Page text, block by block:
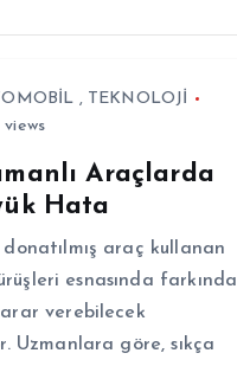
, TEKNOLOJİ
views
Araçlarda
Hata
araç kullanan
esnasında farkında
verebilecek
Uzmanlara göre, sıkça